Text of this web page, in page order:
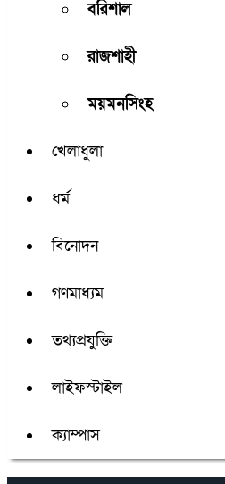
বরিশাল
রাজশাহী
ময়মনসিংহ
খেলাধুলা
ধর্ম
বিনোদন
গণমাধ্যম
তথ্যপ্রযুক্তি
লাইফস্টাইল
ক্যাম্পাস